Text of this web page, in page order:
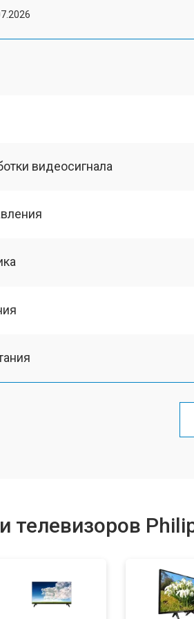
видеосигнала
телевизоров